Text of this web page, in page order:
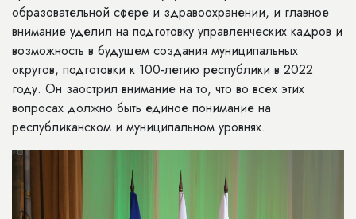
образовательной сфере и здравоохранении, и главное
внимание уделил на подготовку управленческих кадров и
возможность в будущем создания муниципальных
округов, подготовки к 100-летию республики в 2022
году. Он заострил внимание на то, что во всех этих
вопросах должно быть единое понимание на
республиканском и муниципальном уровнях.